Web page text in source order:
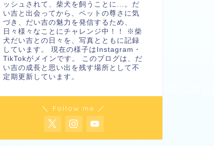
ッシュされて、柴犬を飼うことに...。だ
い吉と出会ってから、ペットの尊さに気
づき、だい吉の魅力を発信するため、
日々様々なことにチャレンジ中！！ ※柴
犬だい吉との日々を、写真とともに記録
しています。 現在の様子はInstagram・
TikTokがメインです。 このブログは、だ
い吉の成長と思い出を残す場所として不
定期更新しています。
＼ Follow me ／